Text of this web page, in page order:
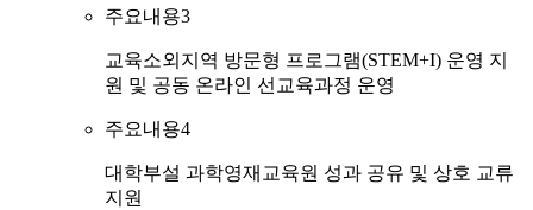
주요내용3
교육소외지역 방문형 프로그램(STEM+I) 운영 지
원 및 공동 온라인 선교육과정 운영
주요내용4
대학부설 과학영재교육원 성과 공유 및 상호 교류
지원